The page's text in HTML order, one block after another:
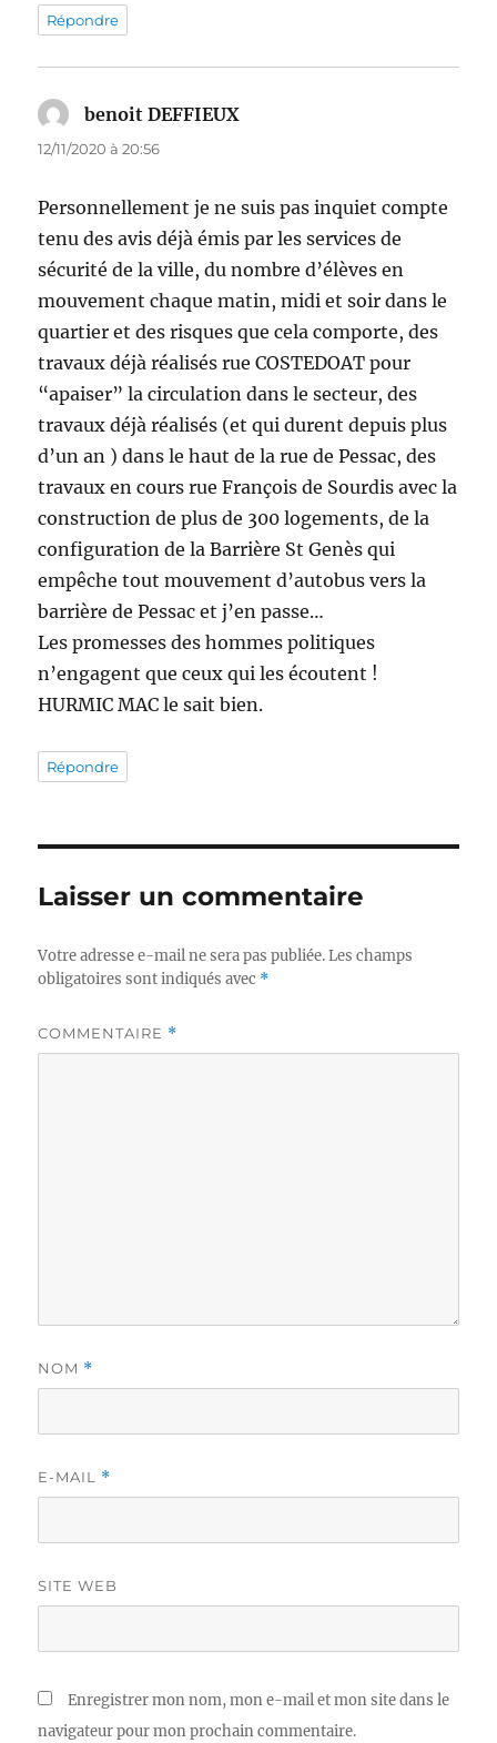
Répondre
benoit DEFFIEUX
12/11/2020 à 20:56
Personnellement je ne suis pas inquiet compte
tenu des avis déjà émis par les services de
sécurité de la ville, du nombre d’élèves en
mouvement chaque matin, midi et soir dans le
quartier et des risques que cela comporte, des
travaux déjà réalisés rue COSTEDOAT pour
“apaiser” la circulation dans le secteur, des
travaux déjà réalisés (et qui durent depuis plus
d’un an ) dans le haut de la rue de Pessac, des
travaux en cours rue François de Sourdis avec la
construction de plus de 300 logements, de la
configuration de la Barrière St Genès qui
empêche tout mouvement d’autobus vers la
barrière de Pessac et j’en passe…
Les promesses des hommes politiques
n’engagent que ceux qui les écoutent !
HURMIC MAC le sait bien.
Répondre
Laisser un commentaire
Votre adresse e-mail ne sera pas publiée. Les champs
obligatoires sont indiqués avec *
COMMENTAIRE *
NOM *
E-MAIL *
SITE WEB
Enregistrer mon nom, mon e-mail et mon site dans le
navigateur pour mon prochain commentaire.